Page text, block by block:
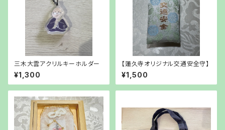
三木大雲アクリルキーホルダー
¥1,300
【蓮久寺オリジナル交通安全守】
¥1,500